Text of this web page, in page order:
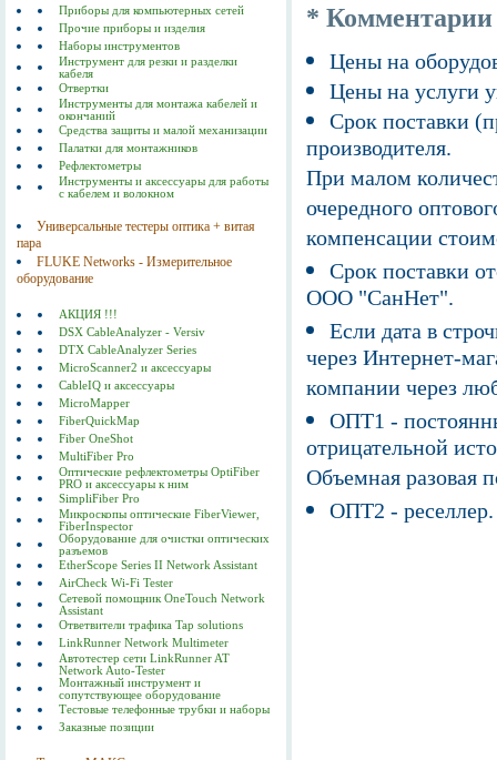
Приборы для компьютерных сетей
Прочие приборы и изделия
Наборы инструментов
Инструмент для резки и разделки
кабеля
Отвертки
Инструменты для монтажа кабелей и
окончаний
Средства защиты и малой механизации
Палатки для монтажников
Рефлектометры
Инструменты и аксессуары для работы
с кабелем и волокном
Универсальные тестеры оптика + витая
пара
FLUKE Networks - Измерительное
оборудование
АКЦИЯ !!!
DSX CableAnalyzer - Versiv
DTX CableAnalyzer Series
MicroScanner2 и аксессуары
CableIQ и аксессуары
MicroMapper
FiberQuickMap
Fiber OneShot
MultiFiber Pro
Оптические рефлектометры OptiFiber
PRO и аксессуары к ним
SimpliFiber Pro
Микроскопы оптические FiberViewer,
FiberInspector
Оборудование для очистки оптических
разъемов
EtherScope Series II Network Assistant
AirCheck Wi-Fi Tester
Сетевой помощник OneTouch Network
Assistant
Ответвители трафика Tap solutions
LinkRunner Network Multimeter
Автотестер сети LinkRunner AT
Network Auto-Tester
Монтажный инструмент и
сопутствующее оборудование
Тестовые телефонные трубки и наборы
Заказные позиции
* Комментарии
Цены на
Цены на услуги
Срок поставки
производителя.
При малом
очередного
компенсации
Срок поставки
ООО "СанНет".
Если дата в
через Интернет-
компании через
ОПТ1 -
отрицательной
Объемная разовая
ОПТ2 -